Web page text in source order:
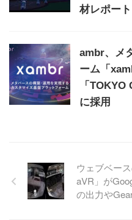
材レポート
ambr、メ
ーム「
「TOKYO
に採用
ウェブベー
aVR」が
の出力や